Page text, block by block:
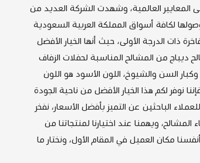
المعايير العالمية، وشهدت الشركة العديد من
لكافة أسواق المملكة العربية السعودية
ذات الدرجة الأولى، حيث أنها الخيار الأفضل
ديباج من المشالح المناسبة لحفلات الزفاف
السن والشيوخ، اللون الأسود هو اللون
نوفر لكم هذا الخيار الأفضل من ناحية الجودة
الباحثين عن التميز بأفضل الأسعار، نفخر
المشالح، ويهمنا عند اختيارنا لمنتجاتنا من
مكان العميل في المقام الأول، ونختار ما